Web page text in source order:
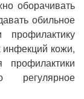
оборачивать
обильное
инфекций кожи,
регулярное